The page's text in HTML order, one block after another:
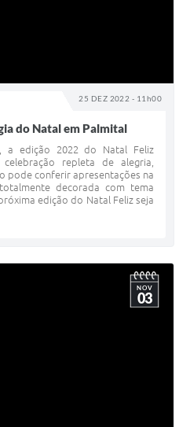
25 DEZ 2022 - 11h00
do Natal em Palmital
a edição 2022 do Natal Feliz
repleta de alegria,
pode conferir apresentações na
decorada com tema
edição do Natal Feliz seja
NOV
03